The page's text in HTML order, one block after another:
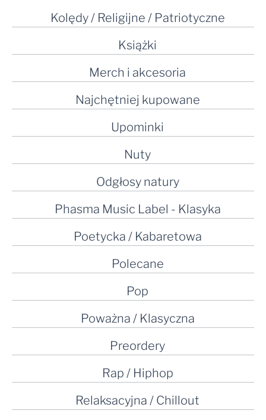
Kolędy / Religijne / Patriotyczne
Książki
Merch i akcesoria
Najchętniej kupowane
Upominki
Nuty
Odgłosy natury
Phasma Music Label - Klasyka
Poetycka / Kabaretowa
Polecane
Pop
Poważna / Klasyczna
Preordery
Rap / Hiphop
Relaksacyjna / Chillout